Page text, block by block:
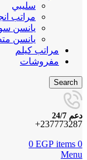
سليبي
مراتب
يانسن
يانسن
مراتب كيلم
مفروشات
Search
دعم 24/7
237773287+
0
items
0 EGP
Menu